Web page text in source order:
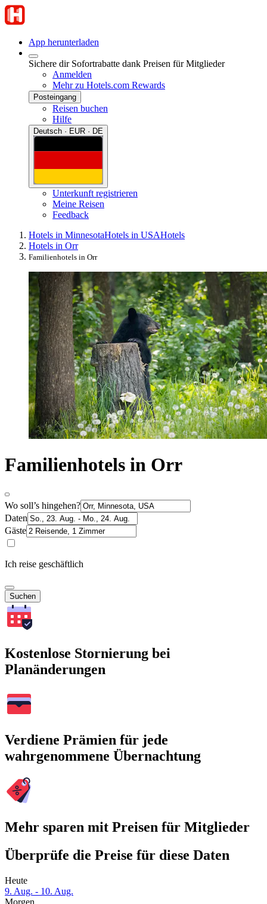
App herunterladen
Sichere dir Sofortrabatte dank Preisen für Mitglieder
Anmelden
Mehr zu Hotels.com Rewards
Posteingang
Reisen buchen
Hilfe
Deutsch · EUR · DE
Unterkunft registrieren
Meine Reisen
Feedback
Hotels in MinnesotaHotels in USAHotels
Hotels in Orr
Familienhotels in Orr
Familienhotels in Orr
Wo soll’s hingehen?
Daten
Gäste
Ich reise geschäftlich
Suchen
Kostenlose Stornierung bei
Planänderungen
Verdiene Prämien für jede
wahrgenommene Übernachtung
Mehr sparen mit Preisen für Mitglieder
Überprüfe die Preise für diese Daten
Heute
9. Aug. - 10. Aug.